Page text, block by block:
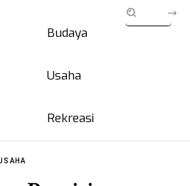
Budaya
Usaha
Rekreasi